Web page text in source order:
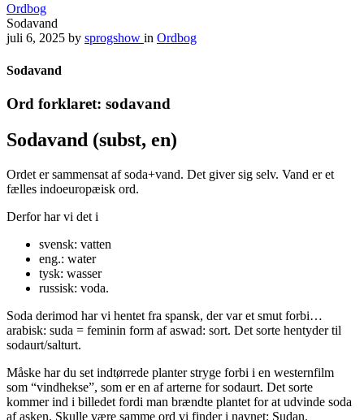
Ordbog
Sodavand
juli 6, 2025 by sprogshow in Ordbog
Sodavand
Ord forklaret: sodavand
Sodavand (subst, en)
Ordet er sammensat af soda+vand. Det giver sig selv. Vand er et
fælles indoeuropæisk ord.
Derfor har vi det i
svensk: vatten
eng.: water
tysk: wasser
russisk: voda.
Soda derimod har vi hentet fra spansk, der var et smut forbi…
arabisk: suda = feminin form af aswad: sort. Det sorte hentyder til
sodaurt/salturt.
Måske har du set indtørrede planter stryge forbi i en westernfilm
som “vindhekse”, som er en af arterne for sodaurt. Det sorte
kommer ind i billedet fordi man brændte plantet for at udvinde soda
af asken. Skulle være samme ord vi finder i navnet: Sudan.